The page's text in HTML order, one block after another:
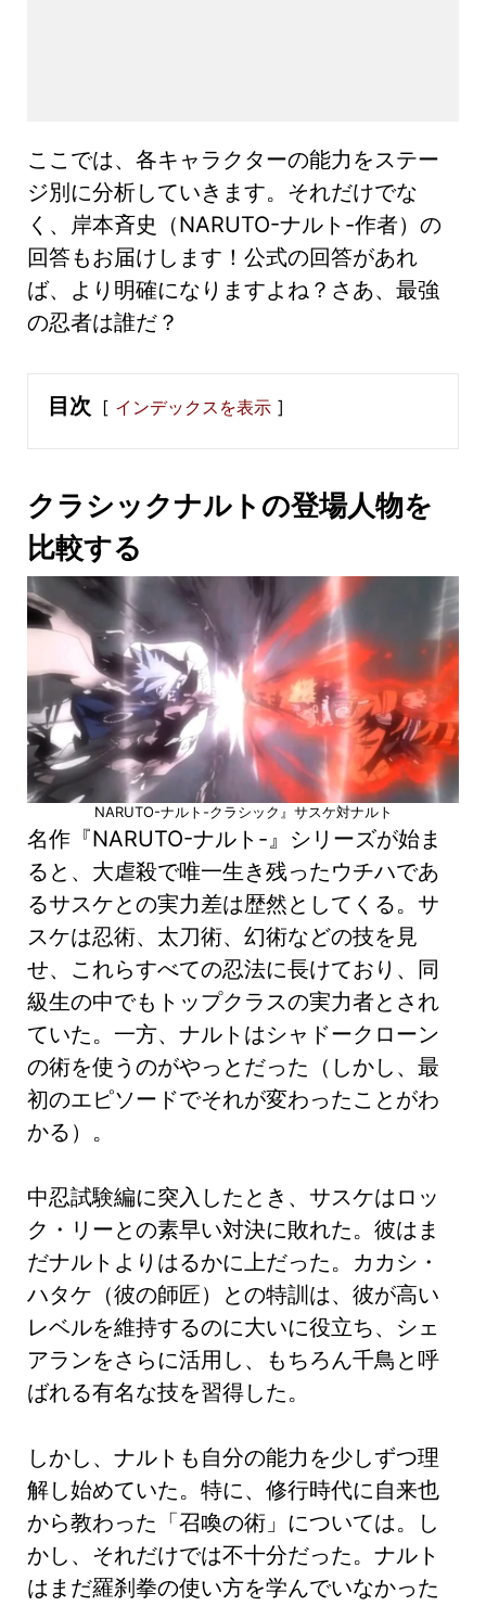
ここでは、各キャラクターの能力をステー
ジ別に分析していきます。それだけでな
く、岸本斉史（NARUTO-ナルト-作者）の
回答もお届けします！公式の回答があれ
ば、より明確になりますよね？さあ、最強
の忍者は誰だ？
目次 インデックスを表示
クラシックナルトの登場人物を
比較する
NARUTO-ナルト-クラシック』サスケ対ナルト
名作『NARUTO-ナルト-』シリーズが始ま
ると、大虐殺で唯一生き残ったウチハであ
るサスケとの実力差は歴然としてくる。サ
スケは忍術、太刀術、幻術などの技を見
せ、これらすべての忍法に長けており、同
級生の中でもトップクラスの実力者とされ
ていた。一方、ナルトはシャドークローン
の術を使うのがやっとだった（しかし、最
初のエピソードでそれが変わったことがわ
かる）。
中忍試験編に突入したとき、サスケはロッ
ク・リーとの素早い対決に敗れた。彼はま
だナルトよりはるかに上だった。カカシ・
ハタケ（彼の師匠）との特訓は、彼が高い
レベルを維持するのに大いに役立ち、シェ
アランをさらに活用し、もちろん千鳥と呼
ばれる有名な技を習得した。
しかし、ナルトも自分の能力を少しずつ理
解し始めていた。特に、修行時代に自来也
から教わった「召喚の術」については。し
かし、それだけでは不十分だった。ナルト
はまだ羅刹拳の使い方を学んでいなかった